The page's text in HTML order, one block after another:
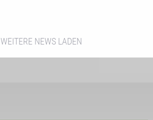
WEITERE NEWS LADEN